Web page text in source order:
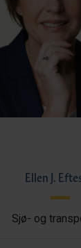
Ellen J.
Sjø- og